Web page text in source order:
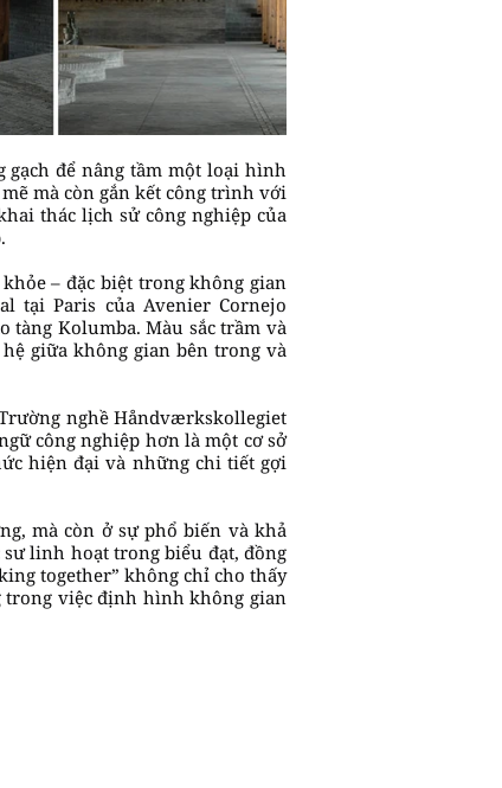
gạch để nâng tầm một loại hình
mà còn gắn kết công trình với
thác lịch sử công nghiệp của
– đặc biệt trong không gian
tại Paris của Avenier Cornejo
tàng Kolumba. Màu sắc trầm và
giữa không gian bên trong và
nghề Håndværkskollegiet
công nghiệp hơn là một cơ sở
hiện đại và những chi tiết gợi
mà còn ở sự phổ biến và khả
linh hoạt trong biểu đạt, đồng
together” không chỉ cho thấy
trong việc định hình không gian